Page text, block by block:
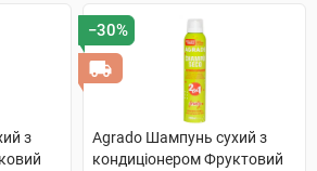
з
−30%
Agrado Шампунь cухий з
кондиціонером Фруктовий